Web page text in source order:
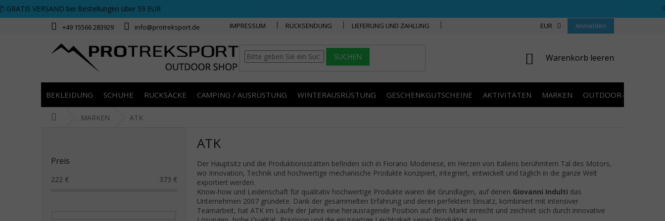
Zum Inhalt springen
GRATIS VERSAND bei Bestellungen über 59 EUR
+49 15566 283929 info@protreksport.de IMPRESSUM RÜCKSENDUNG LIEFERUNG UND ZAHLUNG ÜBER UNS COOKIES
EUR Anmelden
SUCHEN WARENKORB
Warenkorb leeren
BEKLEIDUNG SCHUHE RUCKSÄCKE CAMPING / AUSRÜSTUNG WINTERAUSRÜSTUNG GESCHENKGUTSCHEINE AKTIVITÄTEN MARKEN OUTDOOR-
StartseiteMARKEN ATK
Preis
222 € 373 €
ATK
Der Hauptsitz und die Produktionsstätten befinden sich in Fiorano Modenese, im Herzen von Italiens berühmtem Tal des Motors,
wo Innovation, Technik und hochwertige mechanische Produkte konzipiert, integriert, entwickelt und täglich in die ganze Welt
exportiert werden.
Know-how und Leidenschaft für qualitativ hochwertige Produkte waren die Grundlagen, auf denen Giovanni Indulti das
Unternehmen 2007 gründete. Dank der gesammelten Erfahrung und deren perfektem Einsatz, kombiniert mit intensiver
Teamarbeit, hat ATK im Laufe der Jahre eine herausragende Position auf dem Markt erreicht und zeichnet sich durch innovative